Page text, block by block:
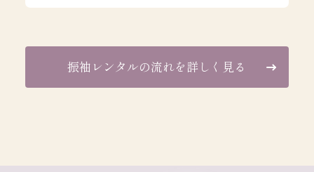
振袖レンタルの流れを詳しく見る